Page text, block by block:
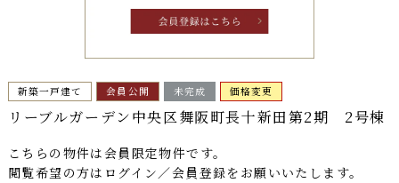
新築一戸建て 会員公開 未完成 価格変更
リーブルガーデン中央区舞阪町長十新田第2期 2号棟
こちらの物件は 会員限定物件です。
閲覧希望の方はログイン／会員登録をお願いいたします。